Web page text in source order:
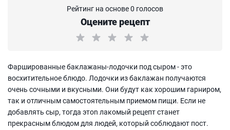
Рейтинг на основе 0 голосов
Оцените рецепт
Фаршированные баклажаны-лодочки под сыром - это
восхитительное блюдо. Лодочки из баклажан получаются
очень сочными и вкусными. Они будут как хорошим гарниром,
так и отличным самостоятельным приемом пищи. Если не
добавлять сыр, тогда этоn лакомый рецепт станет
прекрасным блюдом для людей, который соблюдают пост.